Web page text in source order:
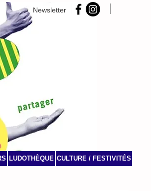
Newsletter
LUDOTHÈQUE CULTURE / FESTIVITÉS